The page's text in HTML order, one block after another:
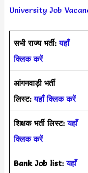
University Job
सभी राज्य भर्ती: यहाँ
क्लिक करें
आंगनवाड़ी भर्ती
लिस्ट: यहाँ क्लिक करें
शिक्षक भर्ती लिस्ट: यहाँ
क्लिक करें
Bank Job list: यहाँ